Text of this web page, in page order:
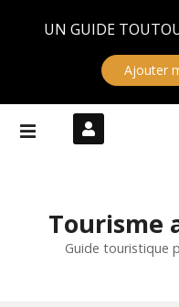
UN GUIDE
Ajouter
Tourisme
Guide touristique